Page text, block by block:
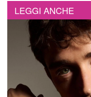
LEGGI ANCHE